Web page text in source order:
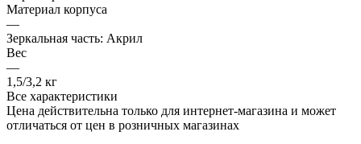
Материал корпуса
—
Зеркальная часть: Акрил
Вес
—
1,5/3,2 кг
Все характеристики
Цена действительна только для интернет-магазина и может
отличаться от цен в розничных магазинах